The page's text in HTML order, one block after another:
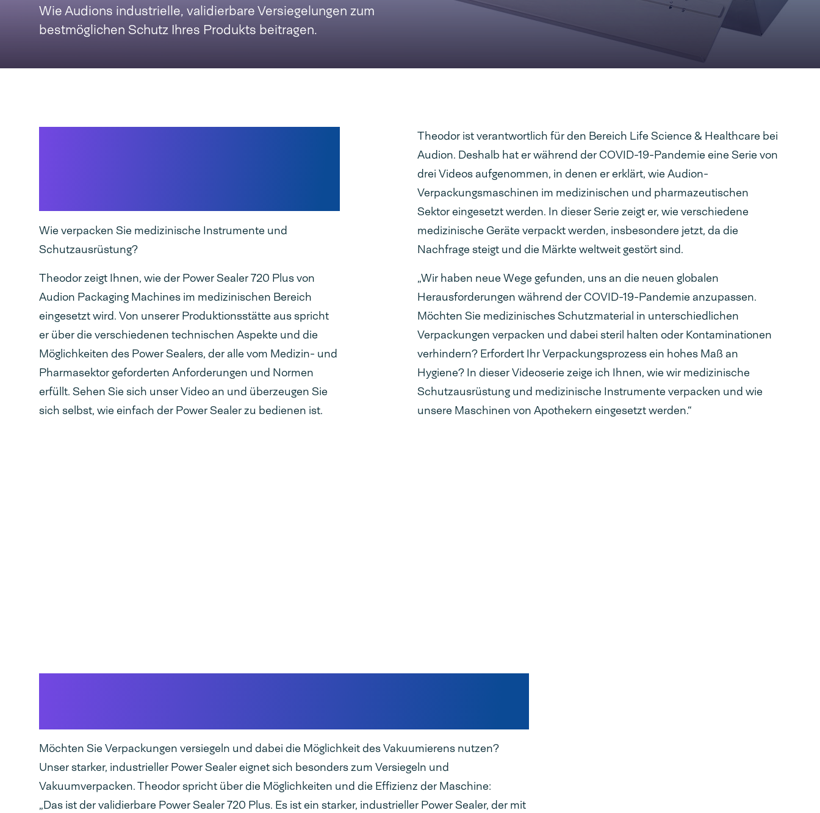
Wie Audions industrielle, validierbare Versiegelungen zum
bestmöglichen Schutz Ihres Produkts beitragen.
Wie verpacken Sie medizinische Instrumente und
Schutzausrüstung?
Theodor zeigt Ihnen, wie der Power Sealer 720 Plus von
Audion Packaging Machines im medizinischen Bereich
eingesetzt wird. Von unserer Produktionsstätte aus spricht
er über die verschiedenen technischen Aspekte und die
Möglichkeiten des Power Sealers, der alle vom Medizin- und
Pharmasektor geforderten Anforderungen und Normen
erfüllt. Sehen Sie sich unser Video an und überzeugen Sie
sich selbst, wie einfach der Power Sealer zu bedienen ist.
Theodor ist verantwortlich für den Bereich Life Science & Healthcare bei
Audion. Deshalb hat er während der COVID-19-Pandemie eine Serie von
drei Videos aufgenommen, in denen er erklärt, wie Audion-
Verpackungsmaschinen im medizinischen und pharmazeutischen
Sektor eingesetzt werden. In dieser Serie zeigt er, wie verschiedene
medizinische Geräte verpackt werden, insbesondere jetzt, da die
Nachfrage steigt und die Märkte weltweit gestört sind.
„Wir haben neue Wege gefunden, uns an die neuen globalen
Herausforderungen während der COVID-19-Pandemie anzupassen.
Möchten Sie medizinisches Schutzmaterial in unterschiedlichen
Verpackungen verpacken und dabei steril halten oder Kontaminationen
verhindern? Erfordert Ihr Verpackungsprozess ein hohes Maß an
Hygiene? In dieser Videoserie zeige ich Ihnen, wie wir medizinische
Schutzausrüstung und medizinische Instrumente verpacken und wie
unsere Maschinen von Apothekern eingesetzt werden.“
Möchten Sie Verpackungen versiegeln und dabei die Möglichkeit des Vakuumierens nutzen?
Unser starker, industrieller Power Sealer eignet sich besonders zum Versiegeln und
Vakuumverpacken. Theodor spricht über die Möglichkeiten und die Effizienz der Maschine:
„Das ist der validierbare Power Sealer 720 Plus. Es ist ein starker, industrieller Power Sealer, der mit